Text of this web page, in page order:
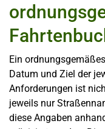
Ein
Datum und Ziel der
Anforderungen ist
jeweils nur
diese Angaben